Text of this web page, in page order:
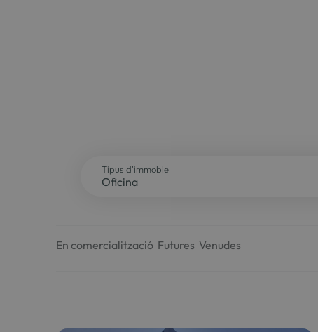
Tipus d'immoble
En comercialització Futures Venudes